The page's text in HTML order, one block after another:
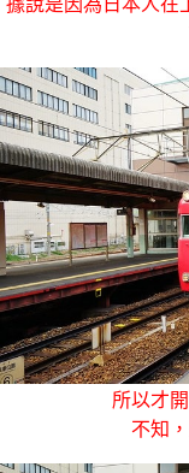
據說是因為日本人在
所以才
不知